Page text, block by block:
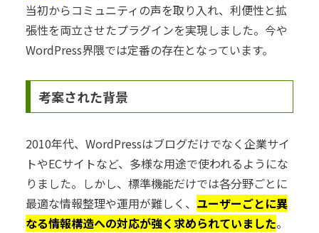
当初からコミュニティの声を取り入れ、利便性と拡
張性を両立させたプラグインを実現しました。今や
WordPress界隈では定番の存在となっています。
考案された背景
2010年代、WordPressはブログだけでなく企業サイ
トやECサイトなど、多様な用途で使われるようにな
りました。しかし、標準機能だけでは各分野ごとに
最適な情報整理や運用が難しく、 ユーザーごとに異
なる情報構造への対応が強く求められていました。